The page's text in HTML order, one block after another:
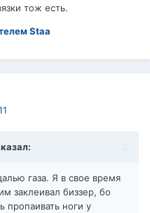
тож есть.
Staa
газа. Я в свое время
заклеивал биззер, бо
пропаивать ноги у